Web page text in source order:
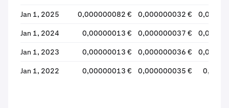
Jan 1, 2025 0,000000082 € 0,000000032 €
Jan 1, 2024 0,00000013 € 0,000000037 €
Jan 1, 2023 0,00000013 € 0,000000036 €
Jan 1, 2022 0,00000013 € 0,000000035 €